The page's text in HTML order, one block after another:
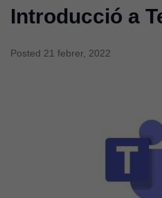
Introducció a
Posted 21 febrer, 2022